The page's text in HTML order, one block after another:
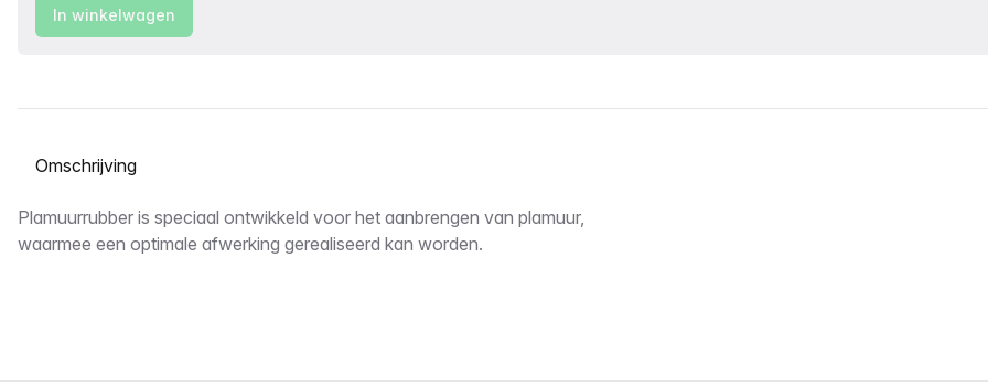
In winkelwagen
Selecteer een tabblad
Omschrijving
Plamuurrubber is speciaal ontwikkeld voor het aanbrengen van plamuur,
waarmee een optimale afwerking gerealiseerd kan worden.